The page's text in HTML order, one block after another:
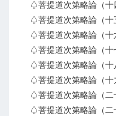
♤菩提道次第略論（十
♤菩提道次第略論（十
♤菩提道次第略論（十
♤菩提道次第略論（十
♤菩提道次第略論（十
♤菩提道次第略論（十
♤菩提道次第略論（二
♤菩提道次第略論（二